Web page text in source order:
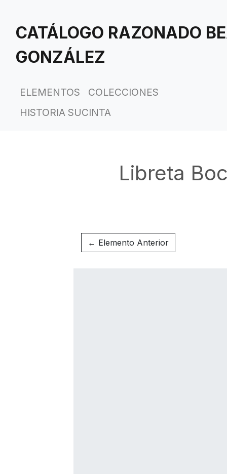
contenido
CATÁLOGO RAZONADO
GONZÁLEZ
ELEMENTOS
COLECCIONES
HISTORIA SUCINTA
Libreta
← Elemento Anterior